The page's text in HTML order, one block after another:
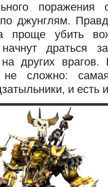
поражения
джунглям.
проще убить
драться
других врагов.
не сложно:
и есть